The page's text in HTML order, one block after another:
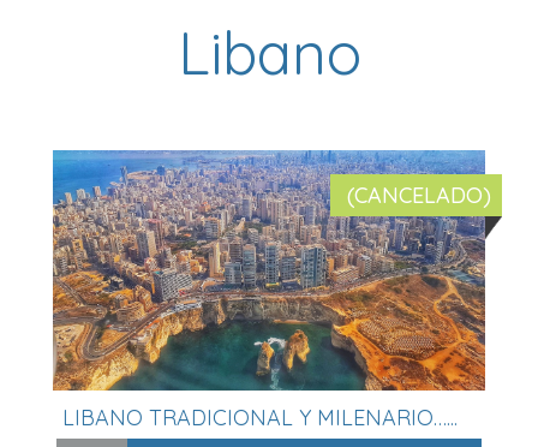
Libano
(CANCELADO)
LIBANO TRADICIONAL Y MILENARIO…...